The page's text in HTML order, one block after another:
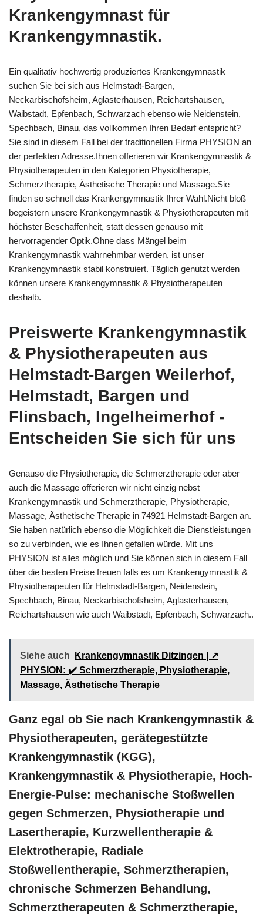
Krankengymnast für
Krankengymnastik.
Ein qualitativ hochwertig produziertes Krankengymnastik
suchen Sie bei sich aus Helmstadt-Bargen,
Neckarbischofsheim, Aglasterhausen, Reichartshausen,
Waibstadt, Epfenbach, Schwarzach ebenso wie Neidenstein,
Spechbach, Binau, das vollkommen Ihren Bedarf entspricht?
Sie sind in diesem Fall bei der traditionellen Firma PHYSION an
der perfekten Adresse.Ihnen offerieren wir Krankengymnastik &
Physiotherapeuten in den Kategorien Physiotherapie,
Schmerztherapie, Ästhetische Therapie und Massage.Sie
finden so schnell das Krankengymnastik Ihrer Wahl.Nicht bloß
begeistern unsere Krankengymnastik & Physiotherapeuten mit
höchster Beschaffenheit, statt dessen genauso mit
hervorragender Optik.Ohne dass Mängel beim
Krankengymnastik wahrnehmbar werden, ist unser
Krankengymnastik stabil konstruiert. Täglich genutzt werden
können unsere Krankengymnastik & Physiotherapeuten
deshalb.
Preiswerte Krankengymnastik
& Physiotherapeuten aus
Helmstadt-Bargen Weilerhof,
Helmstadt, Bargen und
Flinsbach, Ingelheimerhof -
Entscheiden Sie sich für uns
Genauso die Physiotherapie, die Schmerztherapie oder aber
auch die Massage offerieren wir nicht einzig nebst
Krankengymnastik und Schmerztherapie, Physiotherapie,
Massage, Ästhetische Therapie in 74921 Helmstadt-Bargen an.
Sie haben natürlich ebenso die Möglichkeit die Dienstleistungen
so zu verbinden, wie es Ihnen gefallen würde. Mit uns
PHYSION ist alles möglich und Sie können sich in diesem Fall
über die besten Preise freuen falls es um Krankengymnastik &
Physiotherapeuten für Helmstadt-Bargen, Neidenstein,
Spechbach, Binau, Neckarbischofsheim, Aglasterhausen,
Reichartshausen wie auch Waibstadt, Epfenbach, Schwarzach..
Siehe auch
Krankengymnastik Ditzingen | ↗️
PHYSION: ✔️ Schmerztherapie, Physiotherapie,
Massage, Ästhetische Therapie
Ganz egal ob Sie nach Krankengymnastik &
Physiotherapeuten, gerätegestützte
Krankengymnastik (KGG),
Krankengymnastik & Physiotherapie, Hoch-
Energie-Pulse: mechanische Stoßwellen
gegen Schmerzen, Physiotherapie und
Lasertherapie, Kurzwellentherapie &
Elektrotherapie, Radiale
Stoßwellentherapie, Schmerztherapien,
chronische Schmerzen Behandlung,
Schmerztherapeuten & Schmerztherapie,